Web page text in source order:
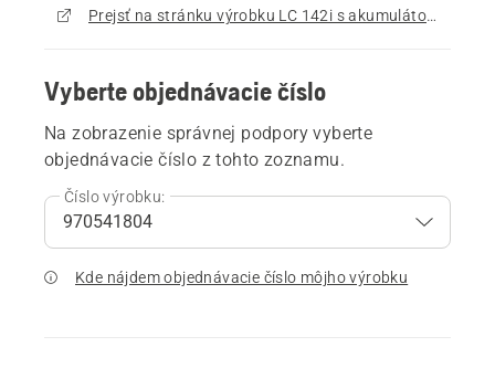
Prejsť na stránku výrobku LC 142i s akumulátorom a nabíjačkou
Vyberte objednávacie číslo
Na zobrazenie správnej podpory vyberte
objednávacie číslo z tohto zoznamu.
Číslo výrobku:
Kde nájdem objednávacie číslo môjho výrobku